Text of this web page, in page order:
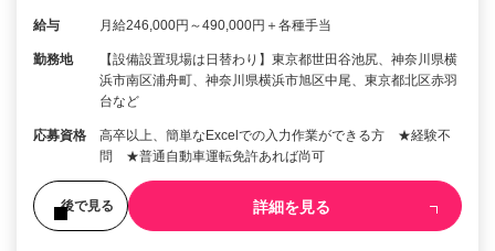
給与 月給246,000円～490,000円＋各種手当
勤務地
【設備設置現場は日替わり】東京都世田谷池尻、神奈川県横
浜市南区浦舟町、神奈川県横浜市旭区中尾、東京都北区赤羽
台など
応募資格
高卒以上、簡単なExcelでの入力作業ができる方 ★経験不
問 ★普通自動車運転免許あれば尚可
後で見る 詳細を見る